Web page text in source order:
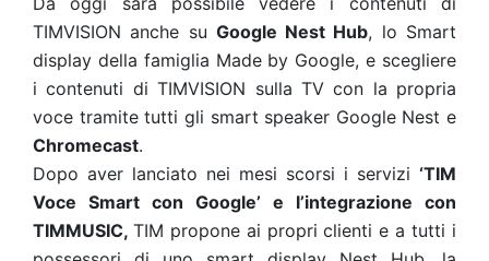
TIMVISION anche su Google Nest Hub, lo Smart
display della famiglia Made by Google, e scegliere
i contenuti di TIMVISION sulla TV con la propria
voce tramite tutti gli smart speaker Google Nest e
Chromecast.
Dopo aver lanciato nei mesi scorsi i servizi ‘TIM
Voce Smart con Google’ e l’integrazione con
TIMMUSIC, TIM propone ai propri clienti e a tutti i